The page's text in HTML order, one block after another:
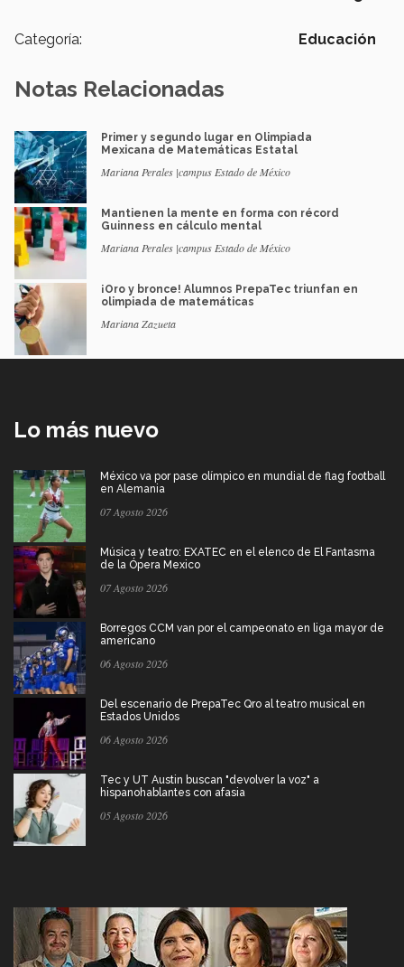
Categoría: Educación
Notas Relacionadas
Primer y segundo lugar en Olimpiada
Mexicana de Matemáticas Estatal
Mariana Perales |campus Estado de México
Mantienen la mente en forma con récord
Guinness en cálculo mental
Mariana Perales |campus Estado de México
¡Oro y bronce! Alumnos PrepaTec triunfan en
olimpiada de matemáticas
Mariana Zazueta
Lo más nuevo
México va por pase olímpico en mundial de flag football
en Alemania
07 Agosto 2026
Música y teatro: EXATEC en el elenco de El Fantasma
de la Ópera Mexico
07 Agosto 2026
Borregos CCM van por el campeonato en liga mayor de
americano
06 Agosto 2026
Del escenario de PrepaTec Qro al teatro musical en
Estados Unidos
06 Agosto 2026
Tec y UT Austin buscan "devolver la voz" a
hispanohablantes con afasia
05 Agosto 2026